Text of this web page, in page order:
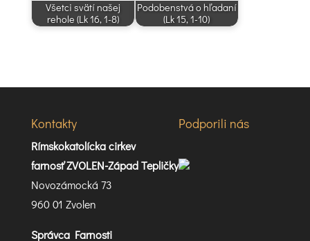
Všetci svätí našej
rehole (Lk 16, 1-8)
Podobenstvá o hľadaní
(Lk 15, 1-10)
Kontakty
Rímskokatolícka cirkev
farnosť ZVOLEN-Západ Tepličky
Novozámocká 73
960 01 Zvolen
Správca Farnosti
Podporili nás